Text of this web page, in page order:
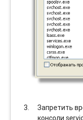
Запретить
консоли